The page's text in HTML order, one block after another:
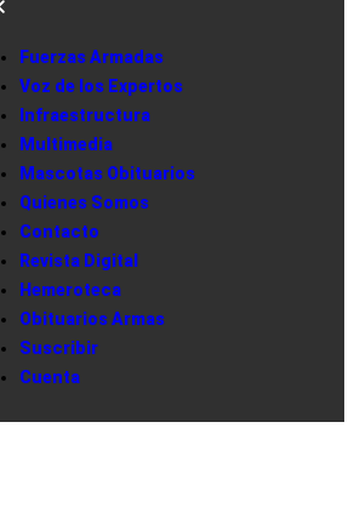
Fuerzas Armadas
Voz de los Expertos
Infraestructura
Multimedia
Mascotas Obituarios
Quienes Somos
Contacto
Revista Digital
Hemeroteca
Obituarios Armas
Suscribir
Cuenta